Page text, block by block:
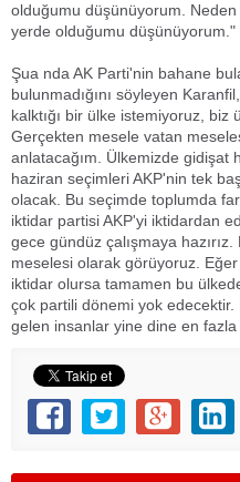
olduğumu düşünüyorum.
yerde olduğumu düşünüyorum."
Şua nda AK Parti'nin bahane
bulunmadığını söyleyen
kalktığı bir ülke istemiyoruz, biz
Gerçekten mesele vatan
anlatacağım. Ülkemizde gidişat
haziran seçimleri AKP'nin tek
olacak. Bu seçimde toplumda
iktidar partisi AKP'yi iktidardan
gece gündüz çalışmaya
meselesi olarak görüyoruz.
iktidar olursa tamamen bu
çok partili dönemi yok
gelen insanlar yine dine en fazla